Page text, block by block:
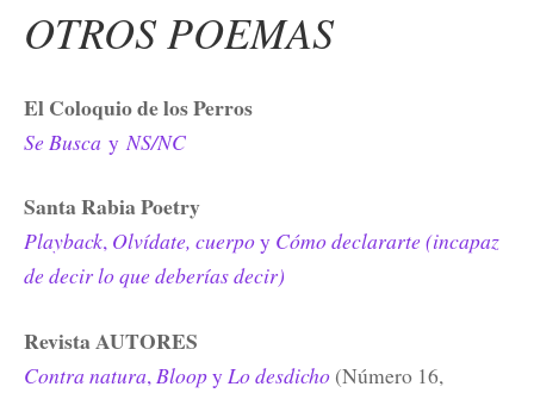
OTROS POEMAS
El Coloquio de los Perros
Se Busca y NS/NC
Santa Rabia Poetry
Playback, Olvídate, cuerpoy Cómo declararte (incapaz
de decir lo que deberías decir)
Revista AUTORES
Contra natura,BloopyLo desdicho (Número 16,